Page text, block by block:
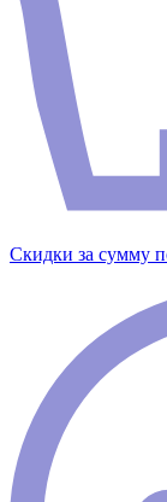
Скидки за сумму